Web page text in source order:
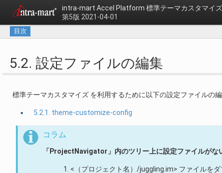
intra-mart Accel Platform 標準テーマカスタマイ
第5版 2021-04-01
目次
5.2. 設定ファイルの編集
標準テーマカスタマイズ を利用するために以下の設定ファイルの
5.2.1. theme-customize-config
コラム
「ProjectNavigator」内のツリー上に設定ファイルがな
<（プロジェクト名）/juggling.im> ファイルを